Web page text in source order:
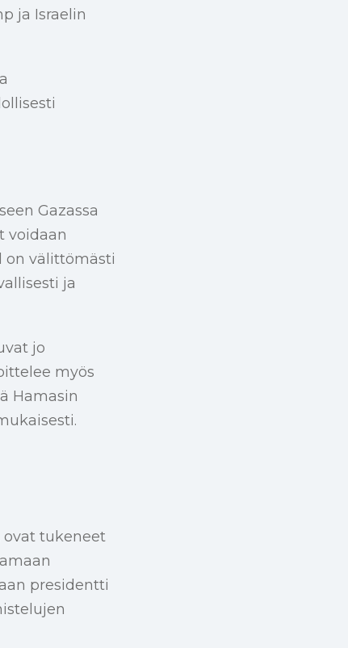
ja Israelin
Gazassa
voidaan
on välittömästi
ja
jo
myös
Hamasin
ovat tukeneet
presidentti